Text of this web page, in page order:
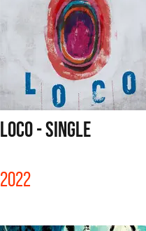
LOCO - SINGLE
2022